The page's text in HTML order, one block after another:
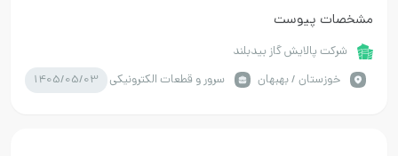
مشخصات پیوست
شرکت پالایش گاز بیدبلند
خوزستان / بهبهان
سرور و قطعات الکترونیکی 1405/05/03